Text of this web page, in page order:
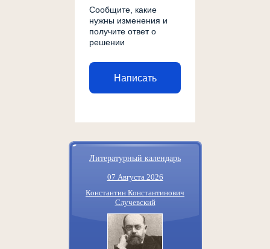
Сообщите, какие
нужны изменения и
получите ответ о
решении
Написать
Литературный календарь
07 Августа 2026
Константин Константинович
Случевский